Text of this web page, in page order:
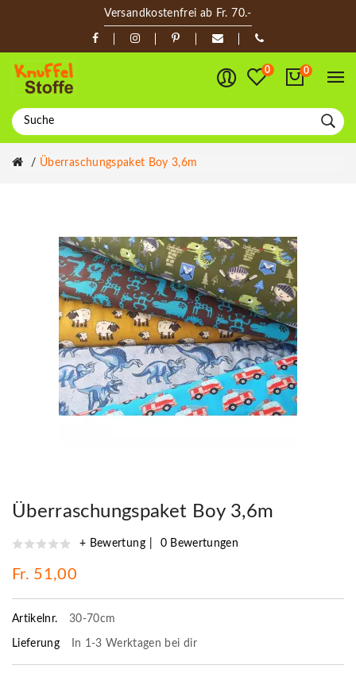
Versandkostenfrei ab Fr. 70.-
0 0
Überraschungspaket Boy 3,6m
Überraschungspaket Boy 3,6m
+ Bewertung 0 Bewertungen
Fr. 51,00
Artikelnr. 30-70cm
Lieferung In 1-3 Werktagen bei dir